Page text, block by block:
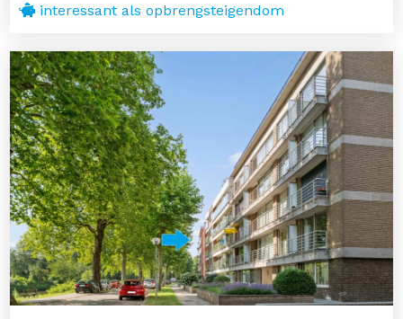
interessant als opbrengsteigendom